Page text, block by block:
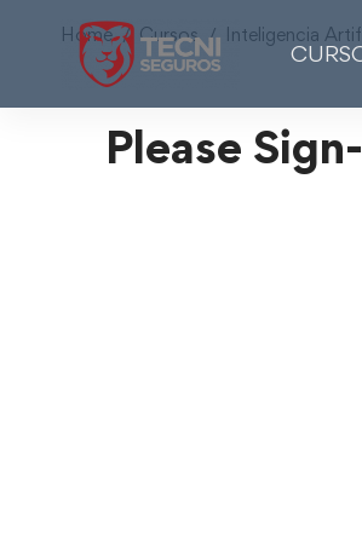
Home Cursos Inteligencia
Please